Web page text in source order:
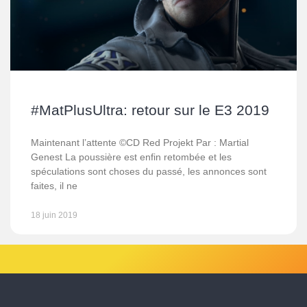
#MatPlusUltra: retour sur le E3 2019
Maintenant l’attente ©CD Red Projekt Par : Martial
Genest La poussière est enfin retombée et les
spéculations sont choses du passé, les annonces sont
faites, il ne
18 juin 2019